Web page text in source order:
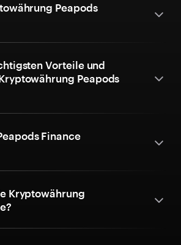
Peapods
Vorteile und
Peapods
Finance
Kryptowährung